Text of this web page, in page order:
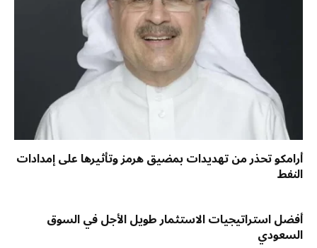
أرامكو تحذر من تهديدات بمضيق هرمز وتأثيرها على إمدادات
النفط
أفضل استراتيجيات الاستثمار طويل الأجل في السوق
السعودي